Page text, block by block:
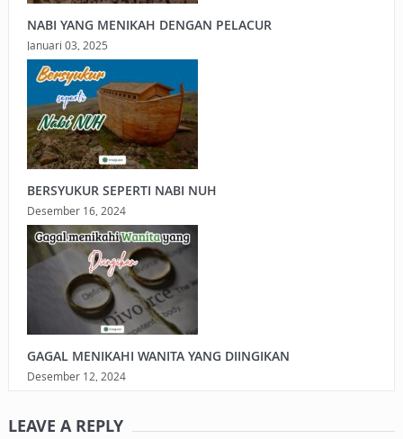
NABI YANG MENIKAH DENGAN PELACUR
Januari 03, 2025
BERSYUKUR SEPERTI NABI NUH
Desember 16, 2024
GAGAL MENIKAHI WANITA YANG DIINGIKAN
Desember 12, 2024
LEAVE A REPLY